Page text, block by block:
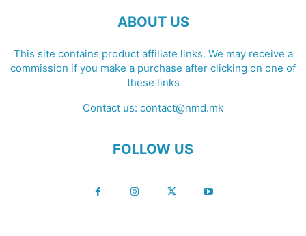
ABOUT US
This site contains product affiliate links. We may receive a
commission if you make a purchase after clicking on one of
these links
Contact us: contact@nmd.mk
FOLLOW US